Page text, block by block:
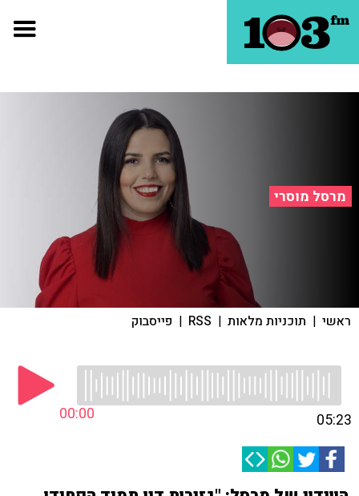
מרסל מוסרי
ראשי | תוכניות מלאות |
RSS
| פייסבוק
00:00 05:23